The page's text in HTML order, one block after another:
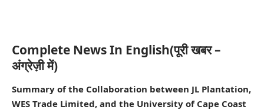
Complete News In English(पूरी खबर –
अंग्रेज़ी में)
Summary of the Collaboration between JL Plantation,
WES Trade Limited, and the University of Cape Coast